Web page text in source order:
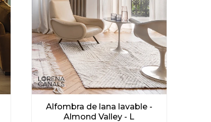
Alfombra de lana lavable -
Almond Valley - L